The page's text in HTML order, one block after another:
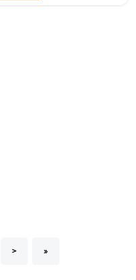
> »